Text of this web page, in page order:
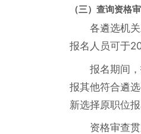
（三）查询资格
各遴选机
报名人员可于
报名期间
报其他符合遴
新选择原职位报
资格审查